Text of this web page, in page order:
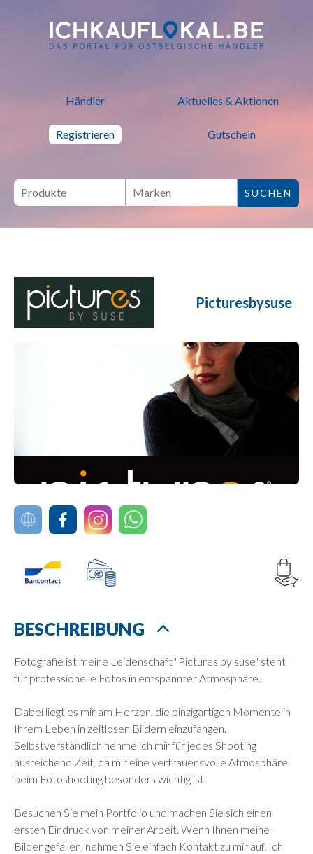
ich kauf lokal - Bei lokalen
Händler Aktuelles & Aktionen
Registrieren Gutschein
Picturesbysuse
BESCHREIBUNG
Fotografie ist meine Leidenschaft "Pictures by suse" steht
für professionelle Fotos in entspannter Atmosphäre.
Dabei liegt es mir am Herzen, die einzigartigen Momente in
Ihrem Leben in zeitlosen Bildern einzufangen.
Selbstverständlich nehme ich mir für jedes Shooting
ausreichend Zeit, da mir eine vertrauensvolle Atmosphäre
beim Fotoshooting besonders wichtig ist.
Besuchen Sie mein Portfolio und machen Sie sich einen
ersten Eindruck von meiner Arbeit. Wenn Ihnen meine
Bilder gefallen, nehmen Sie einfach Kontakt zu mir auf. Ich